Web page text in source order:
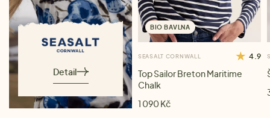
Detail
BIO BAVLNA
SEASALT CORNWALL 4.9
Top Sailor Breton Maritime
Chalk
1 090 Kč